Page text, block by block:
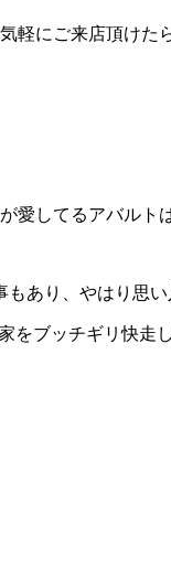
にご来店頂けた
愛してるアバルト
あり、やはり思い
をブッチギリ快走